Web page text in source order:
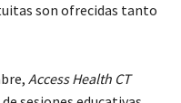
son ofrecidas tanto
Access Health CT